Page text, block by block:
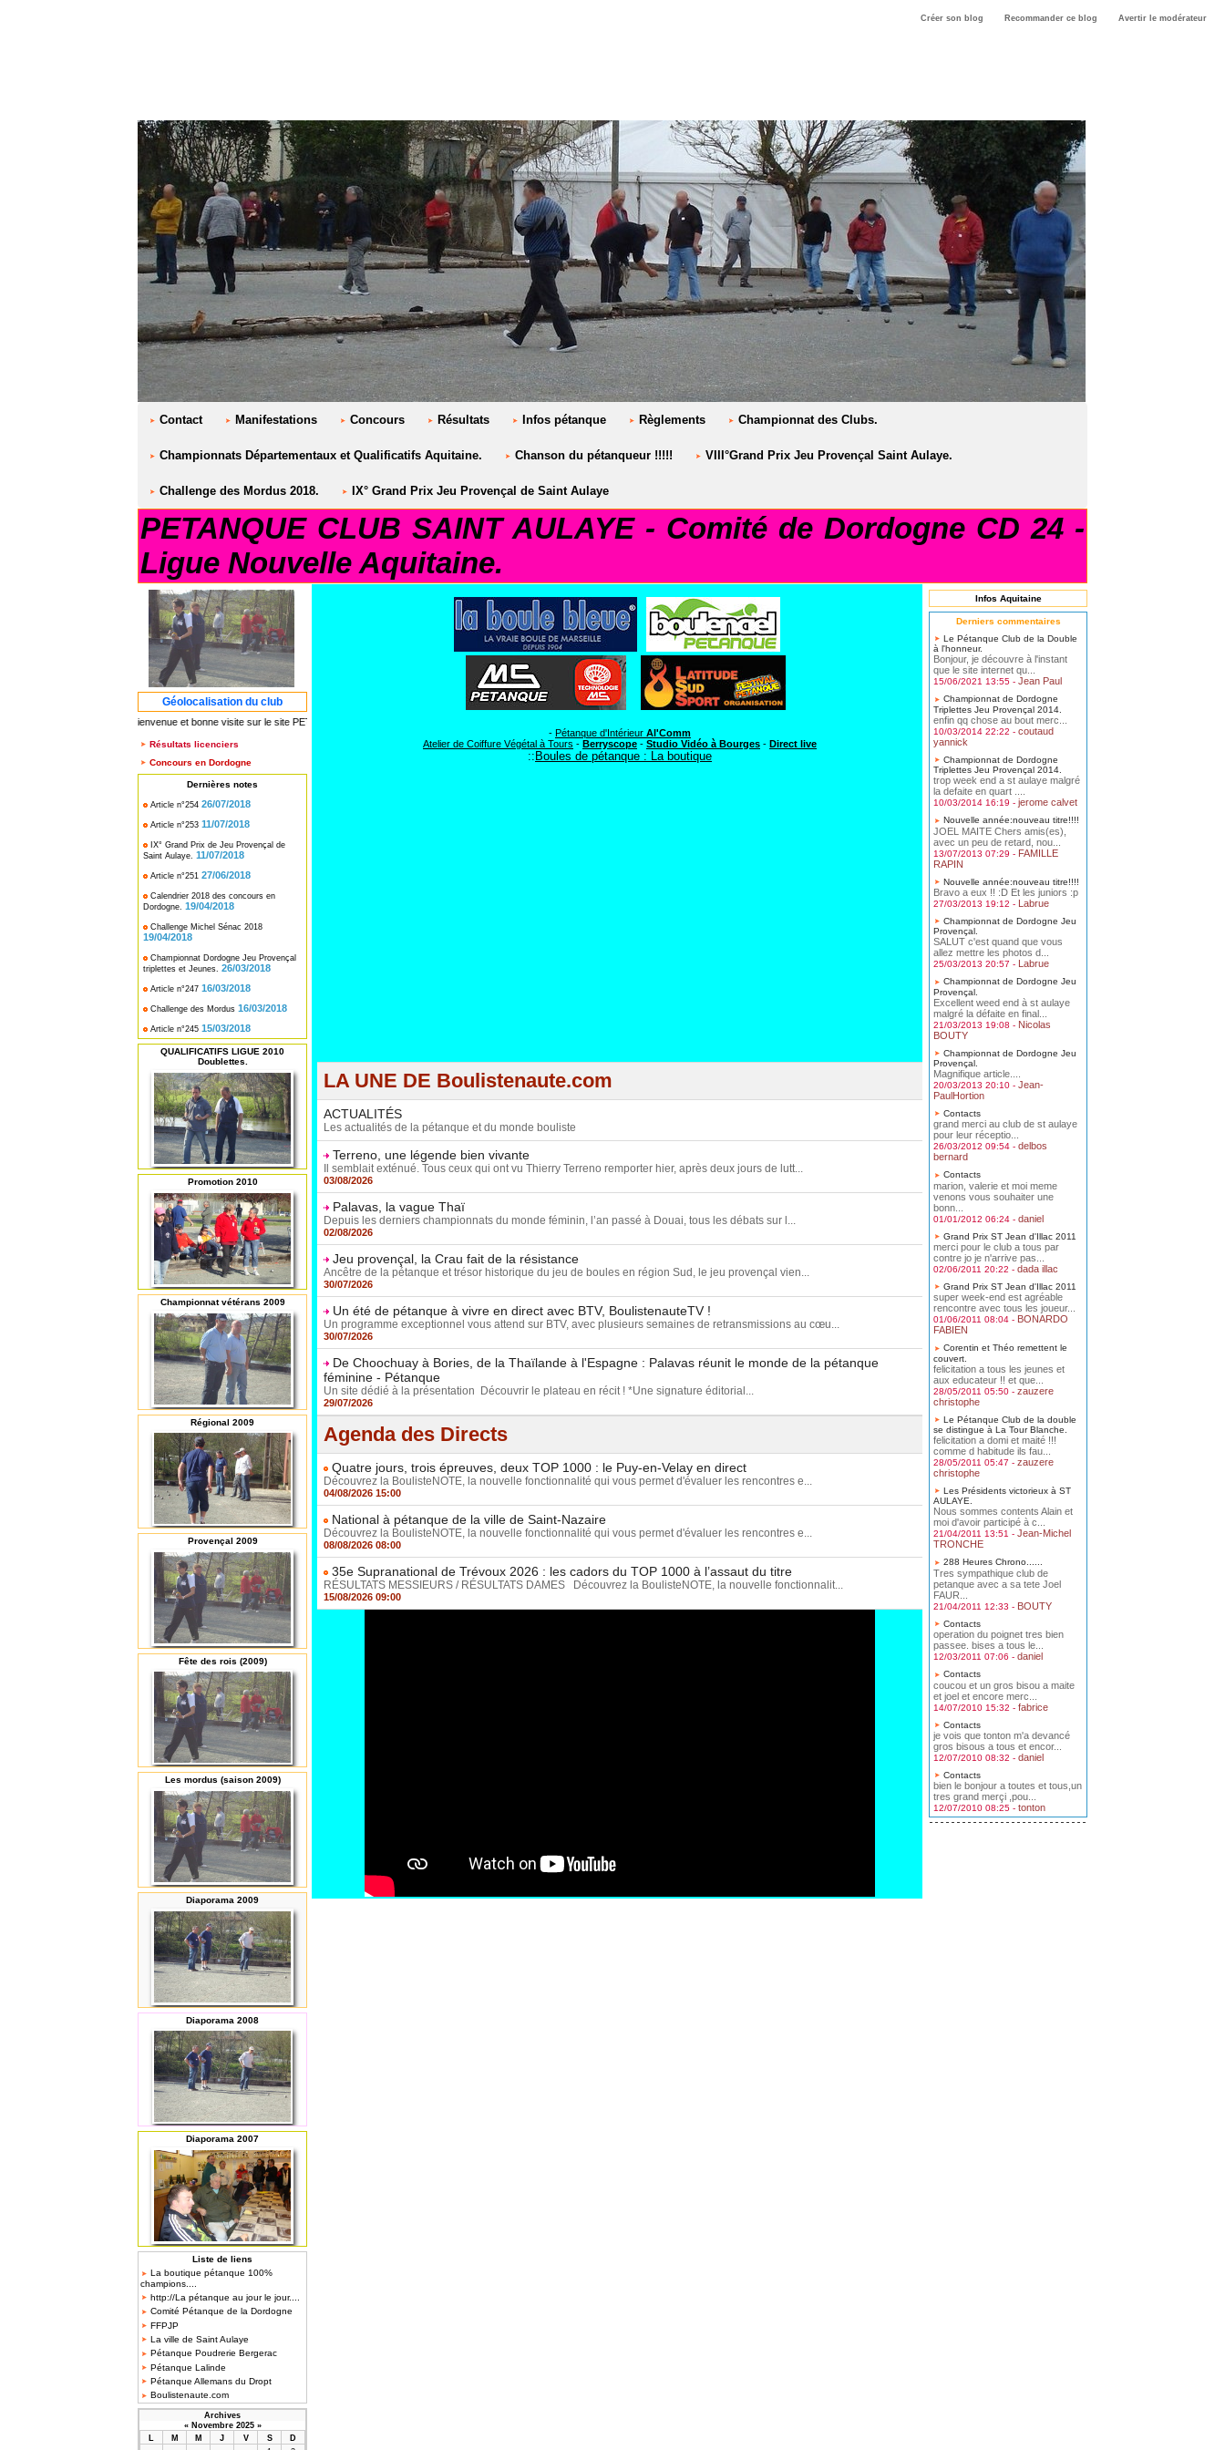
Créer son blog Recommander ce blog Avertir le modérateur
Contact Manifestations Concours Résultats Infos pétanque Règlements Championnat des Clubs.
Championnats Départementaux et Qualificatifs Aquitaine. Chanson du pétanqueur !!!!! VIII°Grand Prix Jeu Provençal Saint Aulaye.
Challenge des Mordus 2018. IX° Grand Prix Jeu Provençal de Saint Aulaye
PETANQUE CLUB SAINT AULAYE - Comité de Dordogne CD 24 -
Ligue Nouvelle Aquitaine.
Géolocalisation du club
*** Bienvenue et bonne visite sur le site PETANQUE CLUB SAINT AULAYE***
Résultats licenciers
Concours en Dordogne
Dernières notes
Article n°254 26/07/2018
Article n°253 11/07/2018
IX° Grand Prix de Jeu Provençal de
Saint Aulaye. 11/07/2018
Article n°251 27/06/2018
Calendrier 2018 des concours en
Dordogne. 19/04/2018
Challenge Michel Sénac 2018
19/04/2018
Championnat Dordogne Jeu Provençal
triplettes et Jeunes. 26/03/2018
Article n°247 16/03/2018
Challenge des Mordus 16/03/2018
Article n°245 15/03/2018
QUALIFICATIFS LIGUE 2010
Doublettes.
Promotion 2010
Championnat vétérans 2009
Régional 2009
Provençal 2009
Fête des rois (2009)
Les mordus (saison 2009)
Diaporama 2009
Diaporama 2008
Diaporama 2007
Liste de liens
La boutique pétanque 100%
champions....
http://La pétanque au jour le jour....
Comité Pétanque de la Dordogne
FFPJP
La ville de Saint Aulaye
Pétanque Poudrerie Bergerac
Pétanque Lalinde
Pétanque Allemans du Dropt
Boulistenaute.com
Archives
« Novembre 2025 »
M M J V S
D
- Pétanque d'Intérieur Al'Comm
Atelier de Coiffure Végétal à Tours - Berryscope - Studio Vidéo à Bourges - Direct live
:: Boules de pétanque : La boutique
LA UNE DE Boulistenaute.com
ACTUALITÉS
Les actualités de la pétanque et du monde bouliste
Terreno, une légende bien vivante
Il semblait exténué. Tous ceux qui ont vu Thierry Terreno remporter hier, après deux jours de lutt...
03/08/2026
Palavas, la vague Thaï
Depuis les derniers championnats du monde féminin, l’an passé à Douai, tous les débats sur l...
02/08/2026
Jeu provençal, la Crau fait de la résistance
Ancêtre de la pétanque et trésor historique du jeu de boules en région Sud, le jeu provençal vien...
30/07/2026
Un été de pétanque à vivre en direct avec BTV, BoulistenauteTV !
Un programme exceptionnel vous attend sur BTV, avec plusieurs semaines de retransmissions au cœu...
30/07/2026
De Choochuay à Bories, de la Thaïlande à l'Espagne : Palavas réunit le monde de la pétanque
féminine - Pétanque
Un site dédié à la présentation Découvrir le plateau en récit ! *Une signature éditorial...
29/07/2026
Agenda des Directs
Quatre jours, trois épreuves, deux TOP 1000 : le Puy-en-Velay en direct
Découvrez la BoulisteNOTE, la nouvelle fonctionnalité qui vous permet d'évaluer les rencontres e...
04/08/2026 15:00
National à pétanque de la ville de Saint-Nazaire
Découvrez la BoulisteNOTE, la nouvelle fonctionnalité qui vous permet d'évaluer les rencontres e...
08/08/2026 08:00
35e Supranational de Trévoux 2026 : les cadors du TOP 1000 à l’assaut du titre
RÉSULTATS MESSIEURS / RÉSULTATS DAMES Découvrez la BoulisteNOTE, la nouvelle fonctionnalit...
15/08/2026 09:00
Infos Aquitaine
Derniers commentaires
Le Pétanque Club de la Double
à l'honneur.
Bonjour, je découvre à l'instant
que le site internet qu...
15/06/2021 13:55 - Jean Paul
Championnat de Dordogne
Triplettes Jeu Provençal 2014.
enfin qq chose au bout merc...
10/03/2014 22:22 - coutaud
yannick
Championnat de Dordogne
Triplettes Jeu Provençal 2014.
trop week end a st aulaye malgré
la defaite en quart ....
10/03/2014 16:19 - jerome calvet
Nouvelle année:nouveau titre!!!!
JOEL MAITE Chers amis(es),
avec un peu de retard, nou...
13/07/2013 07:29 - FAMILLE
RAPIN
Nouvelle année:nouveau titre!!!!
Bravo a eux !! :D Et les juniors :p
27/03/2013 19:12 - Labrue
Championnat de Dordogne Jeu
Provençal.
SALUT c'est quand que vous
allez mettre les photos d...
25/03/2013 20:57 - Labrue
Championnat de Dordogne Jeu
Provençal.
Excellent weed end à st aulaye
malgré la défaite en final...
21/03/2013 19:08 - Nicolas
BOUTY
Championnat de Dordogne Jeu
Provençal.
Magnifique article....
20/03/2013 20:10 - Jean-
PaulHortion
Contacts
grand merci au club de st aulaye
pour leur réceptio...
26/03/2012 09:54 - delbos
bernard
Contacts
marion, valerie et moi meme
venons vous souhaiter une
bonn...
01/01/2012 06:24 - daniel
Grand Prix ST Jean d'Illac 2011
merci pour le club a tous par
contre jo je n'arrive pas...
02/06/2011 20:22 - dada illac
Grand Prix ST Jean d'Illac 2011
super week-end est agréable
rencontre avec tous les joueur...
01/06/2011 08:04 - BONARDO
FABIEN
Corentin et Théo remettent le
couvert.
felicitation a tous les jeunes et
aux educateur !! et que...
28/05/2011 05:50 - zauzere
christophe
Le Pétanque Club de la double
se distingue à La Tour Blanche.
felicitation a domi et maité !!!
comme d habitude ils fau...
28/05/2011 05:47 - zauzere
christophe
Les Présidents victorieux à ST
AULAYE.
Nous sommes contents Alain et
moi d'avoir participé à c...
21/04/2011 13:51 - Jean-Michel
TRONCHE
288 Heures Chrono......
Tres sympathique club de
petanque avec a sa tete Joel
FAUR...
21/04/2011 12:33 - BOUTY
Contacts
operation du poignet tres bien
passee. bises a tous le...
12/03/2011 07:06 - daniel
Contacts
coucou et un gros bisou a maite
et joel et encore merc...
14/07/2010 15:32 - fabrice
Contacts
je vois que tonton m'a devancé
gros bisous a tous et encor...
12/07/2010 08:32 - daniel
Contacts
bien le bonjour a toutes et tous,un
tres grand merçi ,pou...
12/07/2010 08:25 - tonton